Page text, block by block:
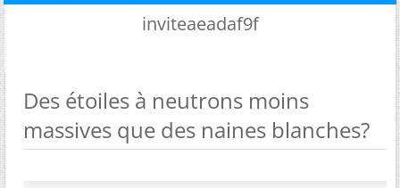
inviteaeadaf9f
Des étoiles à neutrons moins
massives que des naines blanches?